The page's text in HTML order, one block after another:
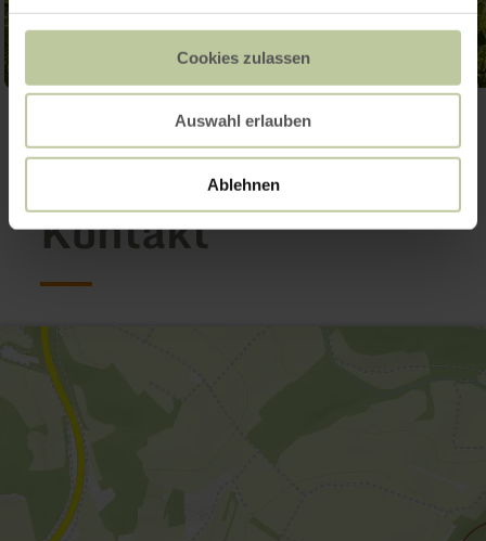
Cookies zulassen
Auswahl erlauben
Ablehnen
Galerie öffnen
Kontakt